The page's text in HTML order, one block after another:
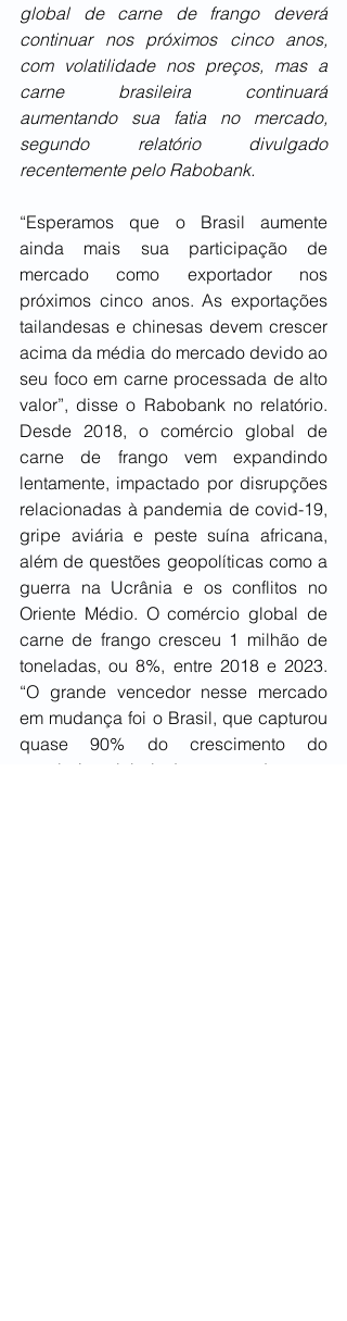
global de carne de frango deverá
continuar nos próximos cinco anos,
com volatilidade nos preços, mas a
carne brasileira continuará
aumentando sua fatia no mercado,
segundo relatório divulgado
recentemente pelo Rabobank.
“Esperamos que o Brasil aumente
ainda mais sua participação de
mercado como exportador nos
próximos cinco anos. As exportações
tailandesas e chinesas devem crescer
acima da média do mercado devido ao
seu foco em carne processada de alto
valor”, disse o Rabobank no relatório.
Desde 2018, o comércio global de
carne de frango vem expandindo
lentamente, impactado por disrupções
relacionadas à pandemia de covid-19,
gripe aviária e peste suína africana,
além de questões geopolíticas como a
guerra na Ucrânia e os conflitos no
Oriente Médio. O comércio global de
carne de frango cresceu 1 milhão de
toneladas, ou 8%, entre 2018 e 2023.
“O grande vencedor nesse mercado
em mudança foi o Brasil, que capturou
quase 90% do crescimento do
comércio global de carne de aves